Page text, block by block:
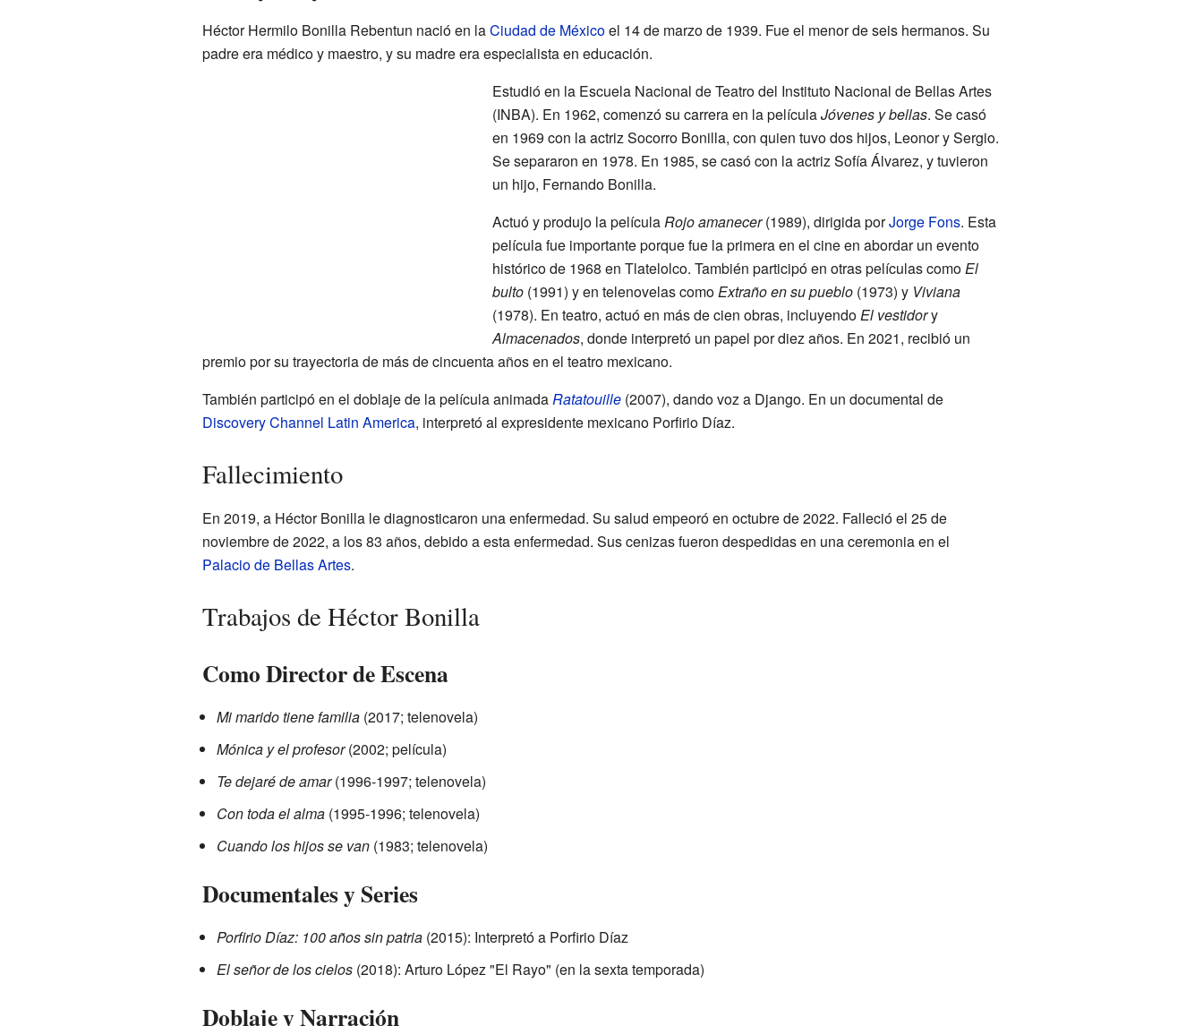
Héctor Hermilo Bonilla Rebentun nació en laCiudad de Méxicoel 14 de marzo de 1939. Fue el menor de seis hermanos. Su
padre era médico y maestro, y su madre era especialista en educación.
Estudió en la Escuela Nacional de Teatro del Instituto Nacional de Bellas Artes
(INBA). En 1962, comenzó su carrera en la películaJóvenes y bellas. Se casó
en 1969 con la actriz Socorro Bonilla, con quien tuvo dos hijos, Leonor y Sergio.
Se separaron en 1978. En 1985, se casó con la actriz Sofía Álvarez, y tuvieron
un hijo, Fernando Bonilla.
Actuó y produjo la películaRojo amanecer(1989), dirigida porJorge Fons. Esta
película fue importante porque fue la primera en el cine en abordar un evento
histórico de 1968 en Tlatelolco. También participó en otras películas comoEl
bulto(1991) y en telenovelas comoExtraño en su pueblo(1973) y Viviana
(1978). En teatro, actuó en más de cien obras, incluyendoEl vestidory
Almacenados, donde interpretó un papel por diez años. En 2021, recibió un
premio por su trayectoria de más de cincuenta años en el teatro mexicano.
También participó en el doblaje de la película animadaRatatouille(2007), dando voz a Django. En un documental de
Discovery Channel Latin America, interpretó al expresidente mexicano Porfirio Díaz.
Fallecimiento
En 2019, a Héctor Bonilla le diagnosticaron una enfermedad. Su salud empeoró en octubre de 2022. Falleció el 25 de
noviembre de 2022, a los 83 años, debido a esta enfermedad. Sus cenizas fueron despedidas en una ceremonia en el
Palacio de Bellas Artes.
Trabajos de Héctor Bonilla
Como Director de Escena
Mi marido tiene familia(2017; telenovela)
Mónica y el profesor(2002; película)
Te dejaré de amar(1996-1997; telenovela)
Con toda el alma(1995-1996; telenovela)
Cuando los hijos se van(1983; telenovela)
Documentales y Series
Porfirio Díaz: 100 años sin patria(2015): Interpretó a Porfirio Díaz
El señor de los cielos(2018): Arturo López "El Rayo" (en la sexta temporada)
Doblaje y Narración